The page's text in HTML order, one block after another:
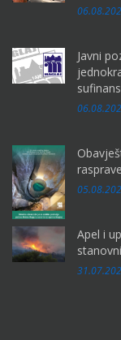
Javni
Apel i